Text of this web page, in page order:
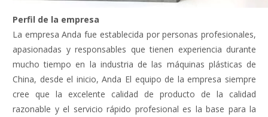
Perfil de la empresa
La empresa Anda fue establecida por personas profesionales,
apasionadas y responsables que tienen experiencia durante
mucho tiempo en la industria de las máquinas plásticas de
China, desde el inicio, Anda El equipo de la empresa siempre
cree que la excelente calidad de producto de la calidad
razonable y el servicio rápido profesional es la base para la